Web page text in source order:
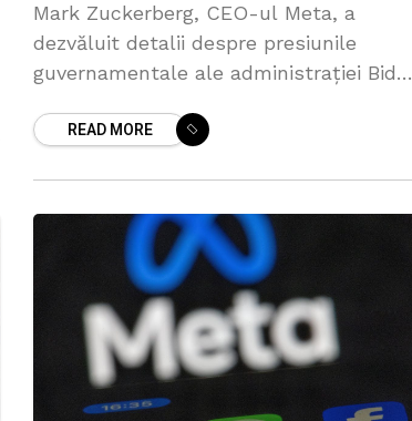
Mark Zuckerberg, CEO-ul Meta, a
dezvăluit detalii despre presiunile
guvernamentale ale administrației Biden
companiei. El a vorbit despre aceste
READ MORE